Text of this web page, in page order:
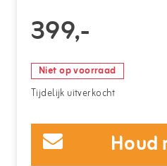
399,-
Niet op voorraad
Tijdelijk uitverkocht
Houd